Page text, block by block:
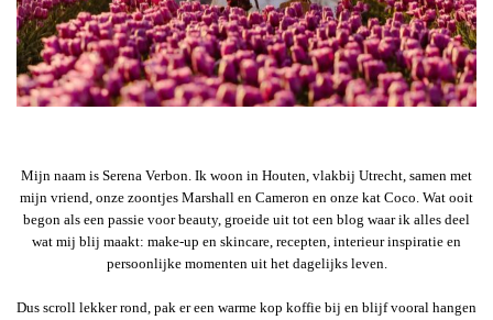
Mijn naam is Serena Verbon. Ik woon in Houten, vlakbij Utrecht, samen met
mijn vriend, onze zoontjes Marshall en Cameron en onze kat Coco. Wat ooit
begon als een passie voor beauty, groeide uit tot een blog waar ik alles deel
wat mij blij maakt: make-up en skincare, recepten, interieur inspiratie en
persoonlijke momenten uit het dagelijks leven.
Dus scroll lekker rond, pak er een warme kop koffie bij en blijf vooral hangen